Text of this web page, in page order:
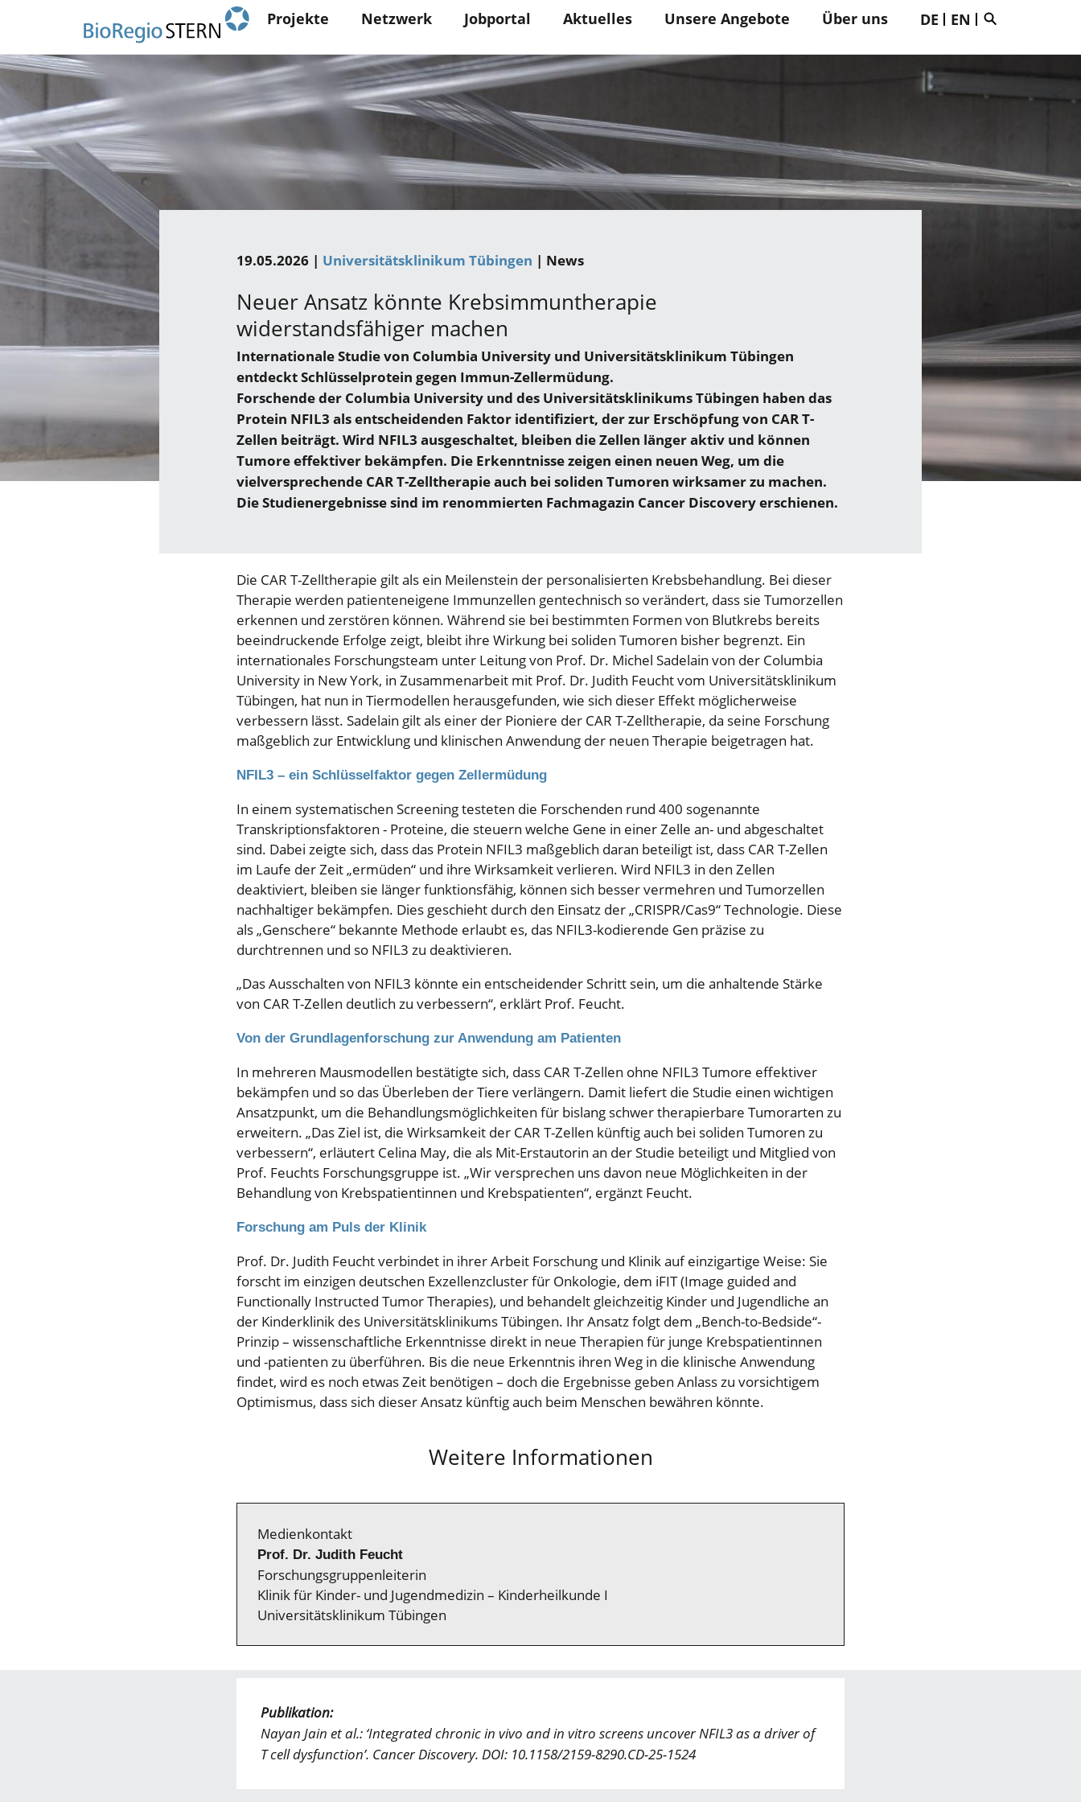
Inhalt
Main
Projekte Netzwerk Jobportal Aktuelles Unsere Angebote Über uns DE EN
19.05.2026 | Universitätsklinikum Tübingen | News
Neuer Ansatz könnte Krebsimmuntherapie
widerstandsfähiger machen
Internationale Studie von Columbia University und Universitätsklinikum Tübingen
entdeckt Schlüsselprotein gegen Immun-Zellermüdung.
Forschende der Columbia University und des Universitätsklinikums Tübingen haben das
Protein NFIL3 als entscheidenden Faktor identifiziert, der zur Erschöpfung von CAR T-
Zellen beiträgt. Wird NFIL3 ausgeschaltet, bleiben die Zellen länger aktiv und können
Tumore effektiver bekämpfen. Die Erkenntnisse zeigen einen neuen Weg, um die
vielversprechende CAR T-Zelltherapie auch bei soliden Tumoren wirksamer zu machen.
Die Studienergebnisse sind im renommierten Fachmagazin Cancer Discovery erschienen.
Die CAR T-Zelltherapie gilt als ein Meilenstein der personalisierten Krebsbehandlung. Bei dieser
Therapie werden patienteneigene Immunzellen gentechnisch so verändert, dass sie Tumorzellen
erkennen und zerstören können. Während sie bei bestimmten Formen von Blutkrebs bereits
beeindruckende Erfolge zeigt, bleibt ihre Wirkung bei soliden Tumoren bisher begrenzt. Ein
internationales Forschungsteam unter Leitung von Prof. Dr. Michel Sadelain von der Columbia
University in New York, in Zusammenarbeit mit Prof. Dr. Judith Feucht vom Universitätsklinikum
Tübingen, hat nun in Tiermodellen herausgefunden, wie sich dieser Effekt möglicherweise
verbessern lässt. Sadelain gilt als einer der Pioniere der CAR T-Zelltherapie, da seine Forschung
maßgeblich zur Entwicklung und klinischen Anwendung der neuen Therapie beigetragen hat.
NFIL3 – ein Schlüsselfaktor gegen Zellermüdung
In einem systematischen Screening testeten die Forschenden rund 400 sogenannte
Transkriptionsfaktoren - Proteine, die steuern welche Gene in einer Zelle an- und abgeschaltet
sind. Dabei zeigte sich, dass das Protein NFIL3 maßgeblich daran beteiligt ist, dass CAR T-Zellen
im Laufe der Zeit „ermüden“ und ihre Wirksamkeit verlieren. Wird NFIL3 in den Zellen
deaktiviert, bleiben sie länger funktionsfähig, können sich besser vermehren und Tumorzellen
nachhaltiger bekämpfen. Dies geschieht durch den Einsatz der „CRISPR/Cas9“ Technologie. Diese
als „Genschere“ bekannte Methode erlaubt es, das NFIL3-kodierende Gen präzise zu
durchtrennen und so NFIL3 zu deaktivieren.
„Das Ausschalten von NFIL3 könnte ein entscheidender Schritt sein, um die anhaltende Stärke
von CAR T-Zellen deutlich zu verbessern“, erklärt Prof. Feucht.
Von der Grundlagenforschung zur Anwendung am Patienten
In mehreren Mausmodellen bestätigte sich, dass CAR T-Zellen ohne NFIL3 Tumore effektiver
bekämpfen und so das Überleben der Tiere verlängern. Damit liefert die Studie einen wichtigen
Ansatzpunkt, um die Behandlungsmöglichkeiten für bislang schwer therapierbare Tumorarten zu
erweitern. „Das Ziel ist, die Wirksamkeit der CAR T-Zellen künftig auch bei soliden Tumoren zu
verbessern“, erläutert Celina May, die als Mit-Erstautorin an der Studie beteiligt und Mitglied von
Prof. Feuchts Forschungsgruppe ist. „Wir versprechen uns davon neue Möglichkeiten in der
Behandlung von Krebspatientinnen und Krebspatienten“, ergänzt Feucht.
Forschung am Puls der Klinik
Prof. Dr. Judith Feucht verbindet in ihrer Arbeit Forschung und Klinik auf einzigartige Weise: Sie
forscht im einzigen deutschen Exzellenzcluster für Onkologie, dem iFIT (Image guided and
Functionally Instructed Tumor Therapies), und behandelt gleichzeitig Kinder und Jugendliche an
der Kinderklinik des Universitätsklinikums Tübingen. Ihr Ansatz folgt dem „Bench-to-Bedside“-
Prinzip – wissenschaftliche Erkenntnisse direkt in neue Therapien für junge Krebspatientinnen
und -patienten zu überführen. Bis die neue Erkenntnis ihren Weg in die klinische Anwendung
findet, wird es noch etwas Zeit benötigen – doch die Ergebnisse geben Anlass zu vorsichtigem
Optimismus, dass sich dieser Ansatz künftig auch beim Menschen bewähren könnte.
Weitere Informationen
Medienkontakt
Prof. Dr. Judith Feucht
Forschungsgruppenleiterin
Klinik für Kinder- und Jugendmedizin – Kinderheilkunde I
Universitätsklinikum Tübingen
Publikation:
Nayan Jain et al.: ‘Integrated chronic in vivo and in vitro screens uncover NFIL3 as a driver of
T cell dysfunction’. Cancer Discovery. DOI: 10.1158/2159-8290.CD-25-1524